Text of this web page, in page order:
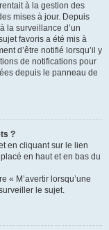
à la gestion des
mises à jour. Depuis
la surveillance d’un
favoris a été mis à
d’être notifié lorsqu’il y
de notifications pour
depuis le panneau de
?
en cliquant sur le lien
en haut et en bas du
« M’avertir lorsqu’une
le sujet.